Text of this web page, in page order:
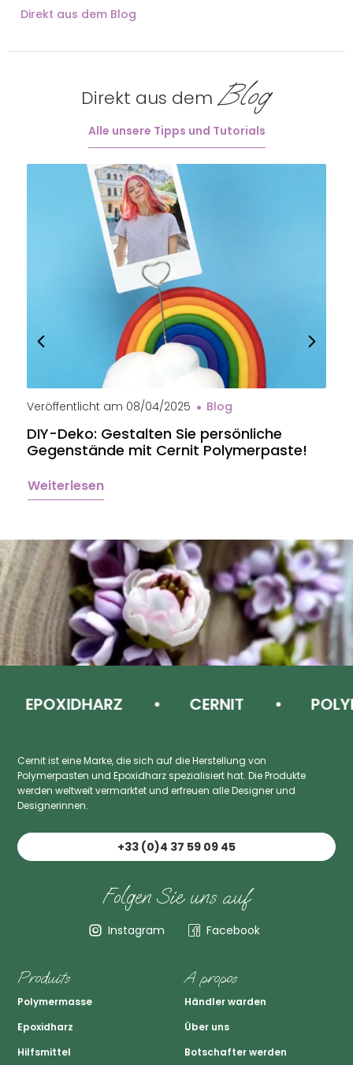
Direkt aus dem Blog
Direkt aus dem Blog
Alle unsere Tipps und Tutorials
Veröffentlicht am 08/04/2025 Blog
DIY-Deko: Gestalten Sie persönliche
Gegenstände mit Cernit Polymerpaste!
Weiterlesen
EPOXIDHARZ CERNIT
Cernit ist eine Marke, die sich auf die Herstellung von
Polymerpasten und Epoxidharz spezialisiert hat. Die Produkte
werden weltweit vermarktet und erfreuen alle Designer und
Designerinnen.
+33 (0)4 37 59 09 45
Folgen Sie uns auf
Instagram Facebook
Produits
Polymermasse
Epoxidharz
Hilfsmittel
A propos
Händler warden
Über uns
Botschafter werden